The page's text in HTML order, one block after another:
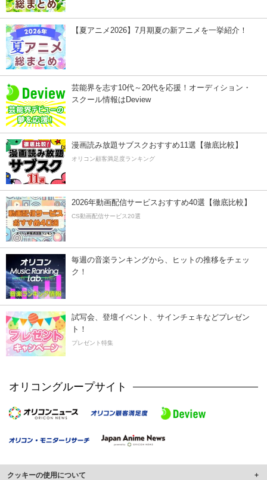
【夏アニメ2026】7月期夏の新アニメを一挙紹介！
芸能界を志す10代～20代を応援！オーディション・
スクール情報はDeview
漫画読み放題サブスクおすすめ11選【徹底比較】
オリコン顧客満足度ランキング
2026年動画配信サービスおすすめ40選【徹底比較】
CS動画配信サービス20選
毎週の音楽ランキングから、ヒットの推移をチェッ
ク！
試写会、登壇イベント、サインチェキなどプレゼン
ト！
プレゼント特集
オリコングループサイト
クッキーの使用について